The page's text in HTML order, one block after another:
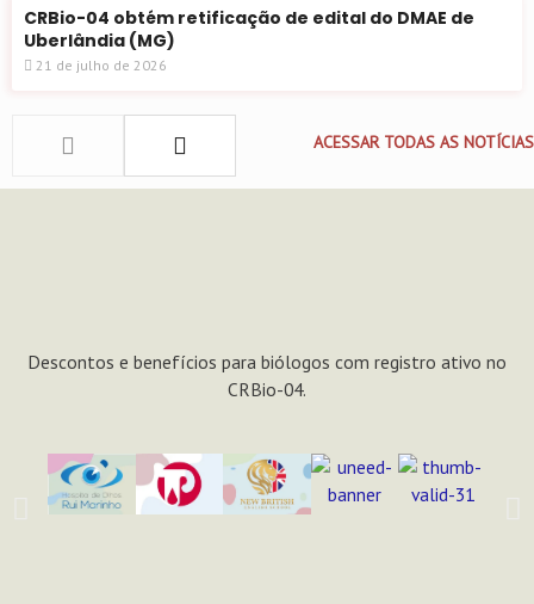
CRBio-04 obtém retificação de edital do DMAE de
Uberlândia (MG)
21 de julho de 2026
ACESSAR TODAS AS NOTÍCIAS
Descontos e benefícios para biólogos com registro ativo no
CRBio-04.